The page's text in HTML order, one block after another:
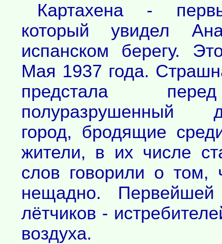
Картахена -
который увидел
испанском берегу.
Мая 1937 года.
предстала
полуразрушенный
город, бродящие
жители, в их числе
слов говорили о том,
нещадно.
лётчиков -
воздуха.